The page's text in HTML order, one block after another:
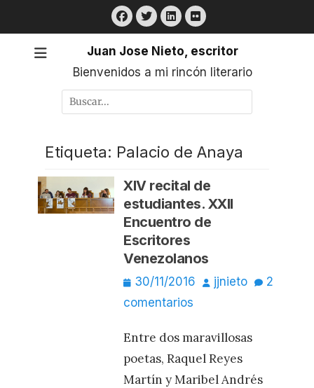
al
contenido
Facebook
Twitter
LinkedIn
Flickr
Juan Jose Nieto, escritor
Bienvenidos a mi rincón literario
Buscar
Etiqueta: Palacio de Anaya
XIV recital de
estudiantes. XXII
Encuentro de
Escritores
Venezolanos
Publicado
el
30/11/2016 Autor
jjnieto
2
comentarios
Entre dos maravillosas
poetas, Raquel Reyes
Martín y Maribel Andrés